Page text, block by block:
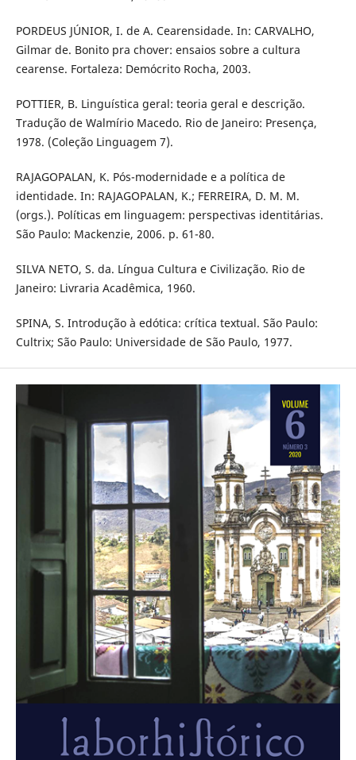
PORDEUS JÚNIOR, I. de A. Cearensidade. In: CARVALHO,
Gilmar de. Bonito pra chover: ensaios sobre a cultura
cearense. Fortaleza: Demócrito Rocha, 2003.
POTTIER, B. Linguística geral: teoria geral e descrição.
Tradução de Walmírio Macedo. Rio de Janeiro: Presença,
1978. (Coleção Linguagem 7).
RAJAGOPALAN, K. Pós-modernidade e a política de
identidade. In: RAJAGOPALAN, K.; FERREIRA, D. M. M.
(orgs.). Políticas em linguagem: perspectivas identitárias.
São Paulo: Mackenzie, 2006. p. 61-80.
SILVA NETO, S. da. Língua Cultura e Civilização. Rio de
Janeiro: Livraria Acadêmica, 1960.
SPINA, S. Introdução à edótica: crítica textual. São Paulo:
Cultrix; São Paulo: Universidade de São Paulo, 1977.